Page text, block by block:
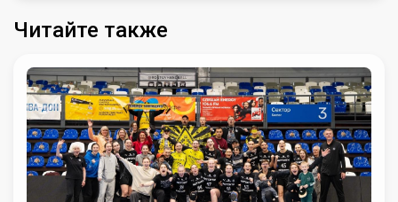
Читайте также